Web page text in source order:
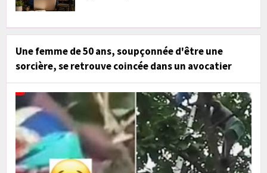
Une femme de 50 ans, soupçonnée d'être une
sorcière, se retrouve coincée dans un avocatier